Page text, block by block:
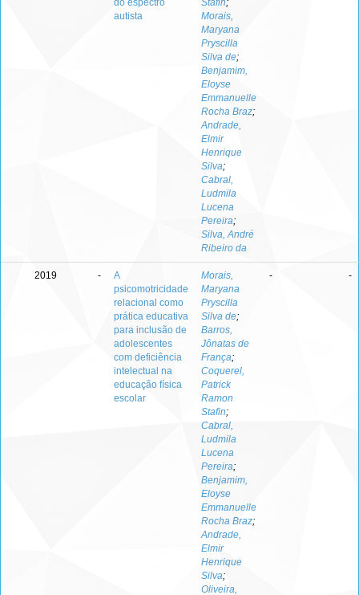
do espectro
autista
Stafin;
Morais,
Maryana
Pryscilla
Silva de;
Benjamim,
Eloyse
Emmanuelle
Rocha Braz;
Andrade,
Elmir
Henrique
Silva;
Cabral,
Ludmila
Lucena
Pereira;
Silva, André
Ribeiro da
2019 -
A
psicomotricidade
relacional como
prática educativa
para inclusão de
adolescentes
com deficiência
intelectual na
educação física
escolar
Morais,
Maryana
Pryscilla
Silva de;
Barros,
Jônatas de
França;
Coquerel,
Patrick
Ramon
Stafin;
Cabral,
Ludmila
Lucena
Pereira;
Benjamim,
Eloyse
Emmanuelle
Rocha Braz;
Andrade,
Elmir
Henrique
Silva;
Oliveira,
- -